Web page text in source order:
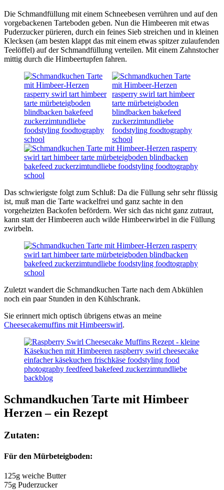
Die Schmandfüllung mit einem Schneebesen verrühren und auf den
vorgebackenen Tarteboden geben. Nun die Himbeeren mit etwas
Puderzucker pürieren, durch ein feines Sieb streichen und in kleinen
Klecksen (am besten klappt das mit einem etwas spitzer zulaufenden
Teelöffel) auf der Schmandfüllung verteilen. Mit einem Zahnstocher
mittig durch die Himbeertupfen fahren.
Das schwierigste folgt zum Schluß: Da die Füllung sehr sehr flüssig
ist, muß man die Tarte wackelfrei und ganz sachte in den
vorgeheizten Backofen befördern. Wer sich das nicht ganz zutraut,
kann statt der Himbeeren auch wilde Himbeerwirbel in die Füllung
zwirbeln.
Zuletzt wandert die Schmandkuchen Tarte nach dem Abkühlen
noch ein paar Stunden in den Kühlschrank.
Sie erinnert mich optisch übrigens etwas an meine
Cheesecakemuffins mit Himbeerswirl.
Schmandkuchen Tarte mit Himbeer
Herzen – ein Rezept
Zutaten:
Für den Mürbeteigboden:
125g weiche Butter
75g Puderzucker